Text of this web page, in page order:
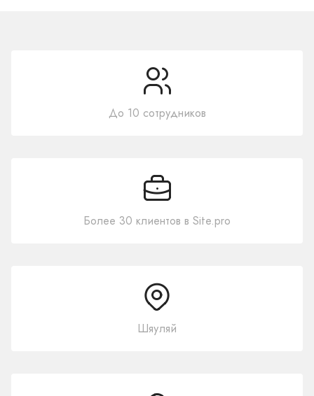
До 10 сотрудников
Более 30 клиентов в Site.pro
Шяуляй